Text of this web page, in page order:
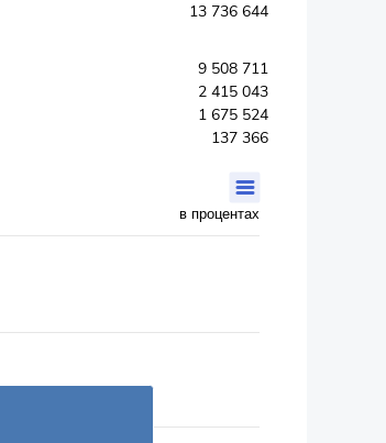
13 736 644
9 508 711
2 415 043
1 675 524
137 366
в процентах